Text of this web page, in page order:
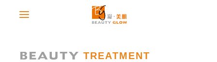
TREATMENT